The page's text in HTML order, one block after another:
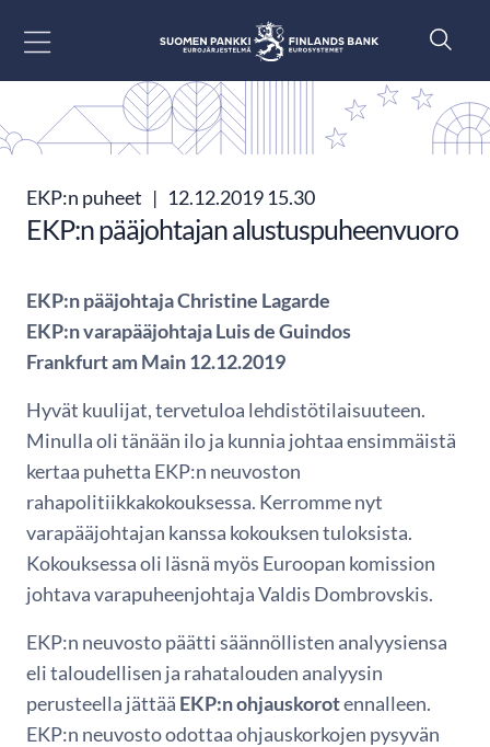
EKP:n puheet | 12.12.2019 15.30
EKP:n pääjohtajan alustuspuheenvuoro
EKP:n pääjohtaja Christine Lagarde
EKP:n varapääjohtaja Luis de Guindos
Frankfurt am Main 12.12.2019
Hyvät kuulijat, tervetuloa lehdistötilaisuuteen.
Minulla oli tänään ilo ja kunnia johtaa ensimmäistä
kertaa puhetta EKP:n neuvoston
rahapolitiikkakokouksessa. Kerromme nyt
varapääjohtajan kanssa kokouksen tuloksista.
Kokouksessa oli läsnä myös Euroopan komission
johtava varapuheenjohtaja Valdis Dombrovskis.
EKP:n neuvosto päätti säännöllisten analyysiensa
eli taloudellisen ja rahatalouden analyysin
perusteella jättää EKP:n ohjauskorotennalleen.
EKP:n neuvosto odottaa ohjauskorkojen pysyvän